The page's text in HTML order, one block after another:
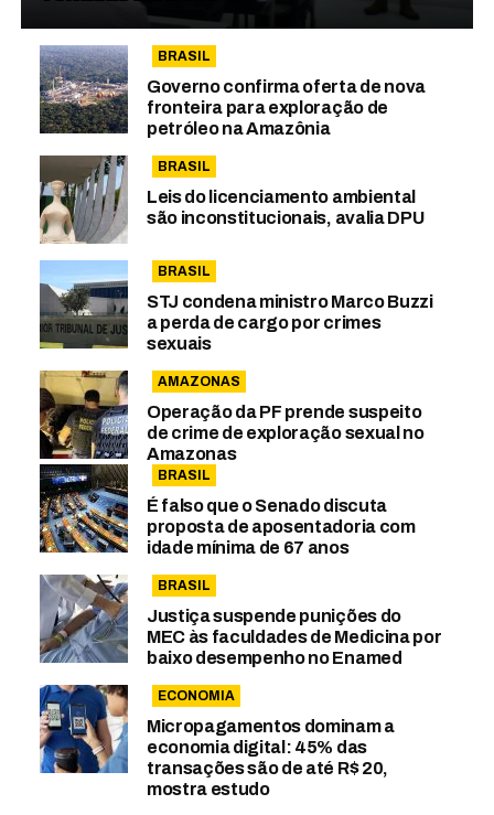
BRASIL
Governo confirma oferta de nova
fronteira para exploração de
petróleo na Amazônia
BRASIL
Leis do licenciamento ambiental
são inconstitucionais, avalia DPU
BRASIL
STJ condena ministro Marco Buzzi
a perda de cargo por crimes
sexuais
AMAZONAS
Operação da PF prende suspeito
de crime de exploração sexual no
Amazonas
BRASIL
É falso que o Senado discuta
proposta de aposentadoria com
idade mínima de 67 anos
BRASIL
Justiça suspende punições do
MEC às faculdades de Medicina por
baixo desempenho no Enamed
ECONOMIA
Micropagamentos dominam a
economia digital: 45% das
transações são de até R$ 20,
mostra estudo